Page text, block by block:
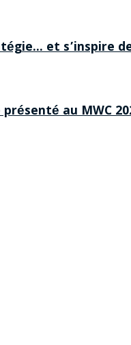
et s’inspire
au MWC